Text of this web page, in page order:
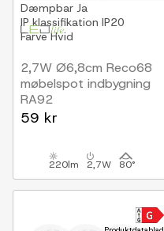
Dæmpbar Ja
IP klassifikation IP20
FarveHvid
2,7W Ø6,8cm Reco68
møbelspot indbygning
RA92
12V DC, Hul: Ø5,5 cm,
59 kr
220lm 2,7W 80°